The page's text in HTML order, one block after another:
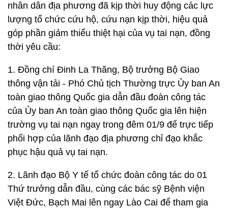
nhân dân địa phương đã kịp thời huy động các lực
lượng tổ chức cứu hộ, cứu nạn kịp thời, hiệu quả
góp phần giảm thiểu thiệt hại của vụ tai nạn, đồng
thời yêu cầu:
1. Đồng chí Đinh La Thăng, Bộ trưởng Bộ Giao
thông vận tải - Phó Chủ tịch Thường trực Ủy ban An
toàn giao thông Quốc gia dẫn đầu đoàn công tác
của Ủy ban An toàn giao thông Quốc gia lên hiện
trường vụ tai nạn ngay trong đêm 01/9 để trực tiếp
phối hợp của lãnh đạo địa phương chỉ đạo khắc
phục hậu quả vụ tai nạn.
2. Lãnh đạo Bộ Y tế tổ chức đoàn công tác do 01
Thứ trưởng dẫn đầu, cùng các bác sỹ Bệnh viện
Việt Đức, Bạch Mai lên ngay Lào Cai để tham gia